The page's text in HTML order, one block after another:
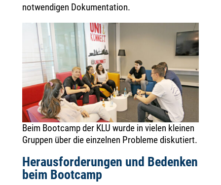
notwendigen Dokumentation.
Beim Bootcamp der KLU wurde in vielen kleinen
Gruppen über die einzelnen Probleme diskutiert.
Herausforderungen und Bedenken
beim Bootcamp